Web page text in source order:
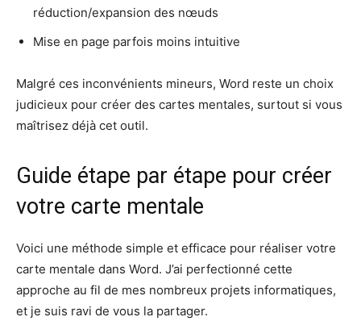
réduction/expansion des nœuds
Mise en page parfois moins intuitive
Malgré ces inconvénients mineurs, Word reste un choix
judicieux pour créer des cartes mentales, surtout si vous
maîtrisez déjà cet outil.
Guide étape par étape pour créer
votre carte mentale
Voici une méthode simple et efficace pour réaliser votre
carte mentale dans Word. J’ai perfectionné cette
approche au fil de mes nombreux projets informatiques,
et je suis ravi de vous la partager.